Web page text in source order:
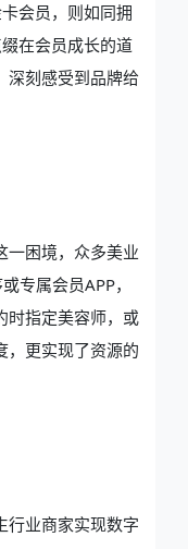
会员，则如同拥
在会员成长的道
深刻感受到品牌给
一困境，众多美业
专属会员APP，
时指定美容师，或
，更实现了资源的
行业商家实现数字